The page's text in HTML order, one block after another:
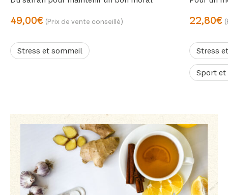
49,00€ (Prix de vente conseillé)
Stress et sommeil
22,80€
Stress
Sport